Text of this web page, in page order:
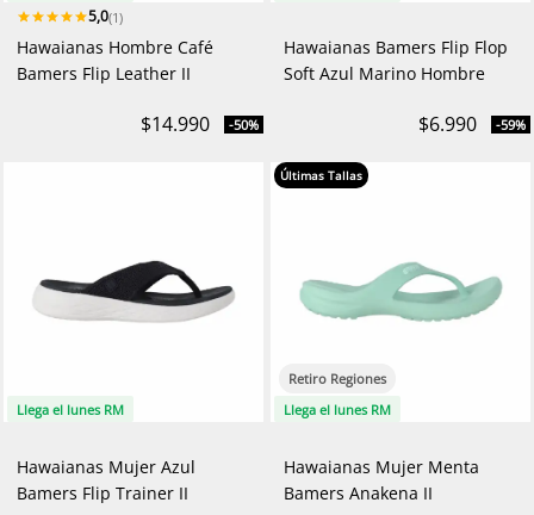
5,0(1)
Hawaianas Hombre Café
Bamers Flip Leather II
$14.990 -50%
Hawaianas Bamers Flip Flop
Soft Azul Marino Hombre
$6.990 -59%
Llega el lunes RM
Hawaianas Mujer Azul
Bamers Flip Trainer II
Últimas Tallas
Retiro Regiones
Llega el lunes RM
Hawaianas Mujer Menta
Bamers Anakena II